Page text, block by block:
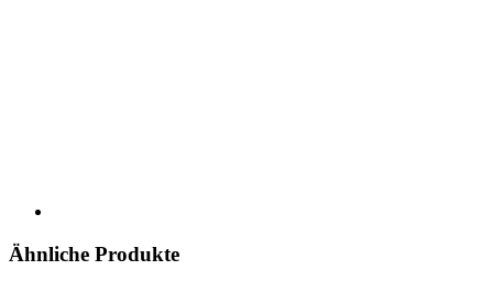
Ähnliche Produkte